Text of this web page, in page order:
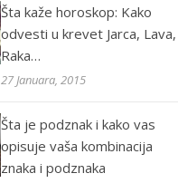
Šta kaže horoskop: Kako
odvesti u krevet Jarca, Lava,
Raka…
27 Januara, 2015
Šta je podznak i kako vas
opisuje vaša kombinacija
znaka i podznaka